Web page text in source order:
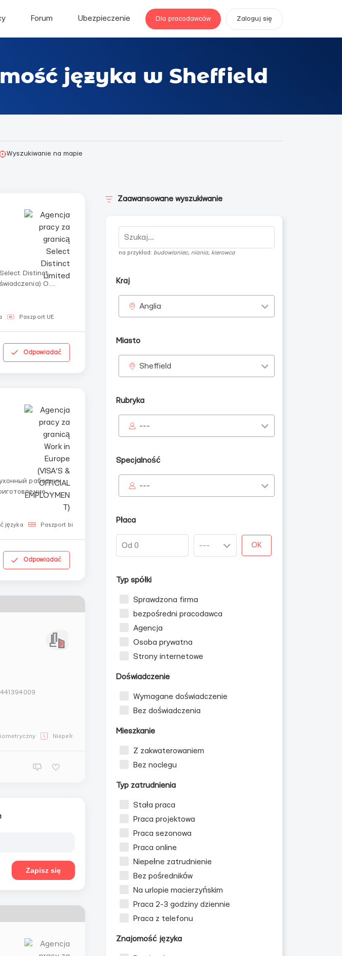
Forum Ubezpieczenie Dla pracodawców Zaloguj się
języka w Sheffield
Wyszukiwanie na mapie
Distinct
O
Paszport UE
Odpowiadać
работник
języka Paszport biometryczny
Odpowiadać
Niepełne zatrudnienie
Zapisz się
Zaawansowane wyszukiwanie
na przykład: budowlaniec, niania, kierowca
Kraj
Anglia
Miasto
Sheffield
Rubryka
---
Specjalność
---
Płaca
OK
Typ spółki
Sprawdzona firma
bezpośredni pracodawca
Agencja
Osoba prywatna
Strony internetowe
Doświadczenie
Wymagane doświadczenie
Bez doświadczenia
Mieszkanie
Z zakwaterowaniem
Bez noclegu
Typ zatrudnienia
Stała praca
Praca projektowa
Praca sezonowa
Praca online
Niepełne zatrudnienie
Bez pośredników
Na urlopie macierzyńskim
Praca 2-3 godziny dziennie
Praca z telefonu
Znajomość języka